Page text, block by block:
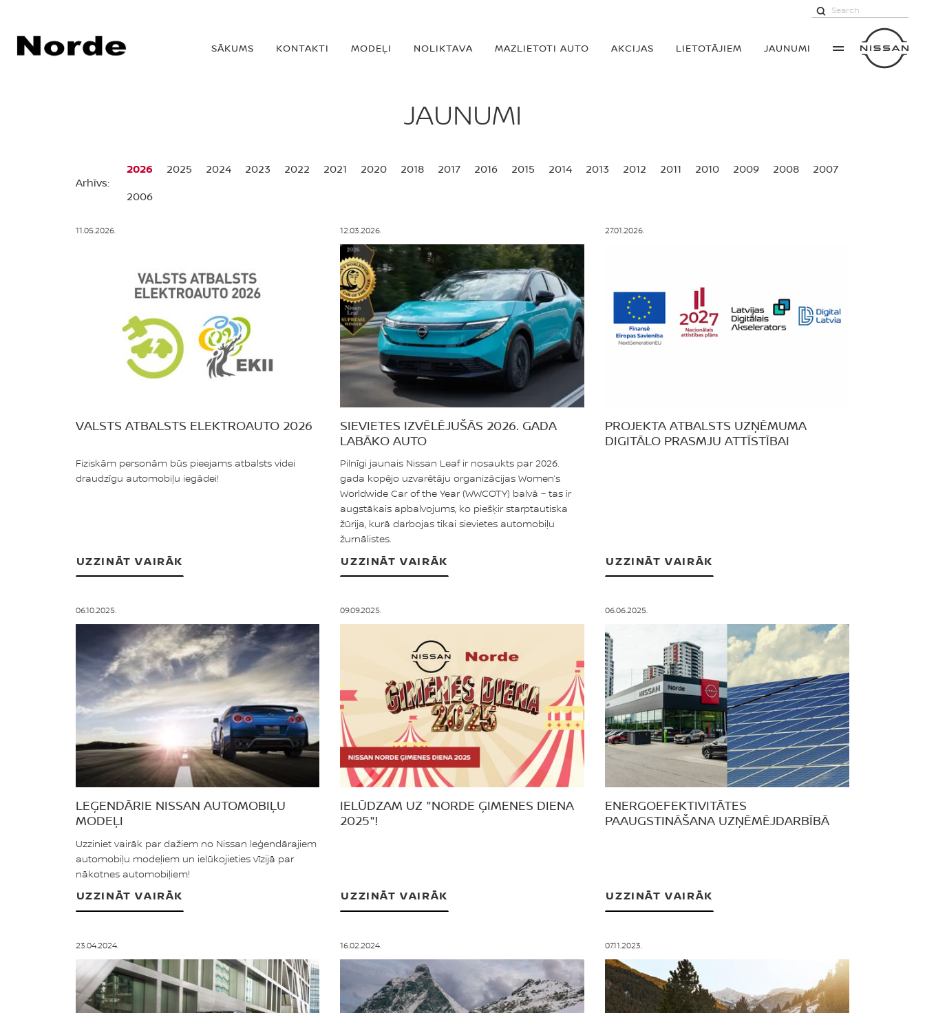
SĀKUMS KONTAKTI MODEĻI NOLIKTAVA MAZLIETOTI AUTO AKCIJAS LIETOTĀJIEM JAUNUMI
JAUNUMI
Arhīvs:
2026 2025 2024 2023 2022 2021 2020 2018 2017 2016 2015 2014 2013 2012 2011 2010 2009 2008
2007
2006
11.05.2026.
VALSTS ATBALSTS ELEKTROAUTO 2026
Fiziskām personām būs pieejams atbalsts videi
draudzīgu automobiļu iegādei!
UZZINĀT VAIRĀK
12.03.2026.
SIEVIETES IZVĒLĒJUŠĀS 2026. GADA
LABĀKO AUTO
Pilnīgi jaunais Nissan Leaf ir nosaukts par 2026.
gada kopējo uzvarētāju organizācijas Women’s
Worldwide Car of the Year (WWCOTY) balvā – tas ir
augstākais apbalvojums, ko piešķir starptautiska
žūrija, kurā darbojas tikai sievietes automobiļu
žurnālistes.
UZZINĀT VAIRĀK
27.01.2026.
PROJEKTA ATBALSTS UZŅĒMUMA
DIGITĀLO PRASMJU ATTĪSTĪBAI
UZZINĀT VAIRĀK
06.10.2025.
LEĢENDĀRIE NISSAN AUTOMOBIĻU
MODEĻI
Uzziniet vairāk par dažiem no Nissan leģendārajiem
automobiļu modeļiem un ielūkojieties vīzijā par
nākotnes automobiļiem!
UZZINĀT VAIRĀK
09.09.2025.
IELŪDZAM UZ "NORDE ĢIMENES DIENA
2025"!
UZZINĀT VAIRĀK
06.06.2025.
ENERGOEFEKTIVITĀTES
PAAUGSTINĀŠANA UZŅĒMĒJDARBĪBĀ
UZZINĀT VAIRĀK
23.04.2024. 16.02.2024. 07.11.2023.